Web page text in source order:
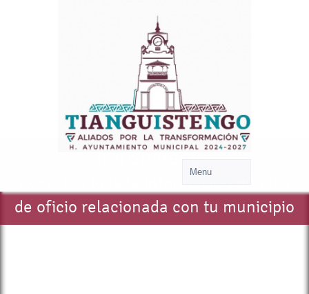
Transparencia
de oficio relacionada con tu municipio